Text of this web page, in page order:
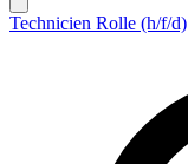
Technicien Rolle (h/f/d)